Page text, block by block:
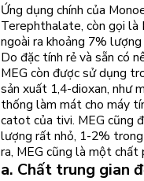
Ứng dụng chính của
Terephthalate, còn gọi là
ngoài ra khoảng 7%
Do đặc tính rẻ và sẵn có
MEG còn được sử dụng
sản xuất 1,4-dioxan, như
thống làm mát cho máy
catot của tivi. MEG cũng
lượng rất nhỏ, 1-2%
ra, MEG cũng là một chất
a. Chất trung gian